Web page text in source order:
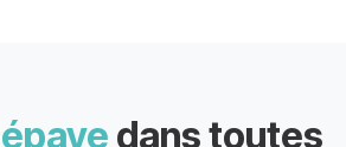
dans toutes